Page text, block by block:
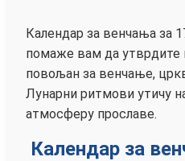
Календар за венчања за
помаже вам да утврдите
повољан за венчање,
Лунарни ритмови утичу
атмосферу прославе.
Календар за